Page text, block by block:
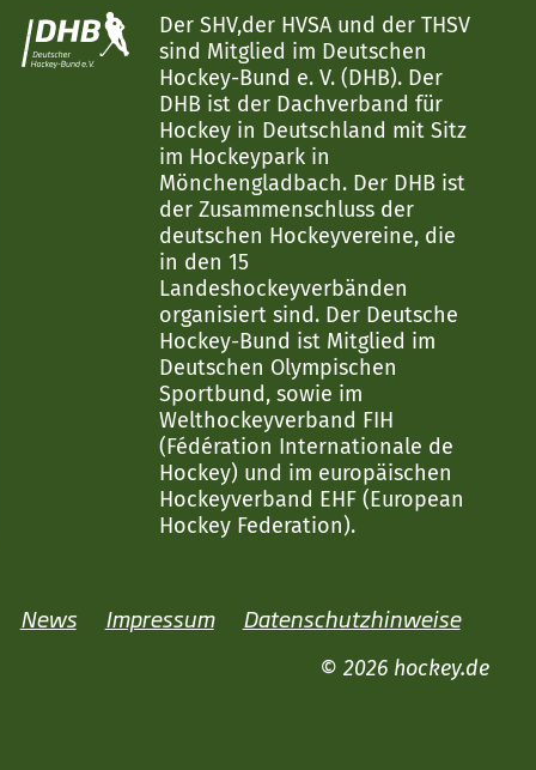
Der SHV,der HVSA und der THSV
sind Mitglied im Deutschen
Hockey-Bund e. V. (DHB). Der
DHB ist der Dachverband für
Hockey in Deutschland mit Sitz
im Hockeypark in
Mönchengladbach. Der DHB ist
der Zusammenschluss der
deutschen Hockeyvereine, die
in den 15
Landeshockeyverbänden
organisiert sind. Der Deutsche
Hockey-Bund ist Mitglied im
Deutschen Olympischen
Sportbund, sowie im
Welthockeyverband FIH
(Fédération Internationale de
Hockey) und im europäischen
Hockeyverband EHF (European
Hockey Federation).
News Impressum Datenschutzhinweise
© 2026 hockey.de